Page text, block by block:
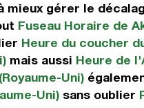
mieux gérer le
Fuseau Horaire de
Heure du coucher
mais aussi Heure de
Uni)
Uni) sans oublier